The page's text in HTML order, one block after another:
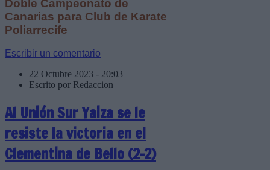
Doble Campeonato de
Canarias para Club de Karate
Poliarrecife
Escribir un comentario
22 Octubre 2023 - 20:03
Escrito por Redaccion
Al Unión Sur Yaiza se le
resiste la victoria en el
Clementina de Bello (2-2)